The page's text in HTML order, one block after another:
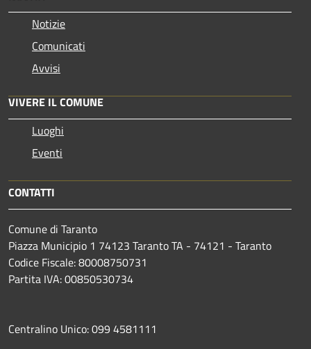
Notizie
Comunicati
Avvisi
VIVERE IL COMUNE
Luoghi
Eventi
CONTATTI
Comune di Taranto
Piazza Municipio 1 74123 Taranto TA - 74121 - Taranto
Codice Fiscale: 80008750731
Partita IVA: 00850530734
Centralino Unico: 099 4581111